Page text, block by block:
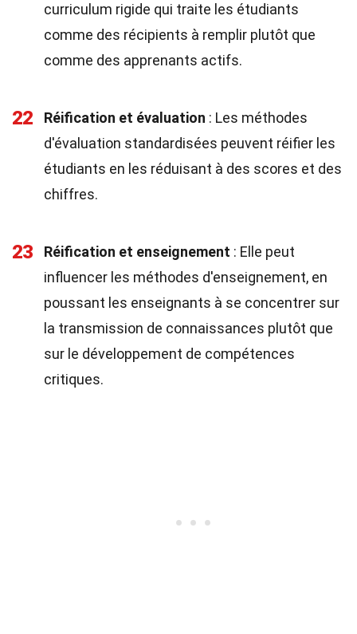
curriculum rigide qui traite les étudiants
comme des récipients à remplir plutôt que
comme des apprenants actifs.
22 Réification et évaluation : Les méthodes
d'évaluation standardisées peuvent réifier les
étudiants en les réduisant à des scores et des
chiffres.
23 Réification et enseignement : Elle peut
influencer les méthodes d'enseignement, en
poussant les enseignants à se concentrer sur
la transmission de connaissances plutôt que
sur le développement de compétences
critiques.